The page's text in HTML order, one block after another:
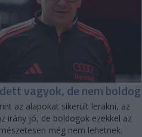
vagyok, de nem boldog
az alapokat sikerült lerakni, az
irány jó, de boldogok ezekkel az
még nem lehetnek.